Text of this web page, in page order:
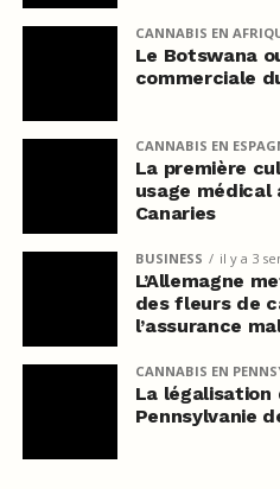
CANNABIS EN
Le Botswana
commerciale
CANNABIS EN
La première
usage médical
Canaries
BUSINESS il y a 3
L’Allemagne
des fleurs de
l’assurance
CANNABIS EN
La légalisation
Pennsylvanie